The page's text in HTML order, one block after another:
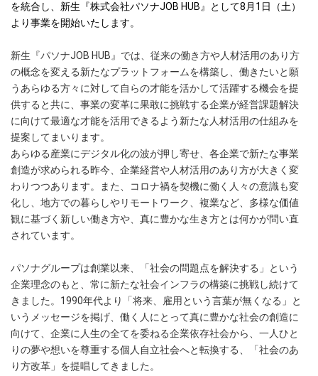
を統合し、新生『株式会社パソナJOB HUB』として8月1日（土）
より事業を開始いたします。
新生『パソナJOB HUB』では、従来の働き方や人材活用のあり方
の概念を変える新たなプラットフォームを構築し、働きたいと願
うあらゆる方々に対して自らの才能を活かして活躍する機会を提
供すると共に、事業の変革に果敢に挑戦する企業が経営課題解決
に向けて最適な才能を活用できるよう新たな人材活用の仕組みを
提案してまいります。
あらゆる産業にデジタル化の波が押し寄せ、各企業で新たな事業
創造が求められる昨今、企業経営や人材活用のあり方が大きく変
わりつつあります。また、コロナ禍を契機に働く人々の意識も変
化し、地方での暮らしやリモートワーク、複業など、多様な価値
観に基づく新しい働き方や、真に豊かな生き方とは何かが問い直
されています。
パソナグループは創業以来、「社会の問題点を解決する」という
企業理念のもと、常に新たな社会インフラの構築に挑戦し続けて
きました。1990年代より「将来、雇用という言葉が無くなる」と
いうメッセージを掲げ、働く人にとって真に豊かな社会の創造に
向けて、企業に人生の全てを委ねる企業依存社会から、一人ひと
りの夢や想いを尊重する個人自立社会へと転換する、「社会のあ
り方改革」を提唱してきました。